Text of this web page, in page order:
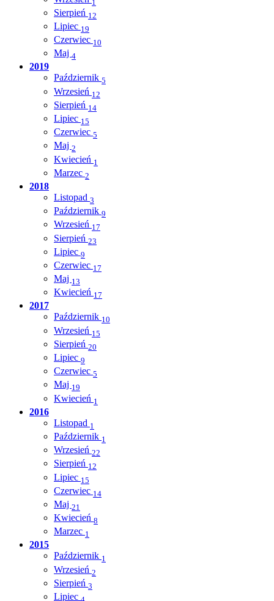
1
Sierpień 12
Lipiec 19
Czerwiec 10
Maj 4
2019
Październik 5
Wrzesień 12
Sierpień 14
Lipiec 15
Czerwiec 5
Maj 2
Kwiecień 1
Marzec 2
2018
Listopad 3
Październik 9
Wrzesień 17
Sierpień 23
Lipiec 9
Czerwiec 17
Maj 13
Kwiecień 17
2017
Październik 10
Wrzesień 15
Sierpień 20
Lipiec 9
Czerwiec 5
Maj 19
Kwiecień 1
2016
Listopad 1
Październik 1
Wrzesień 22
Sierpień 12
Lipiec 15
Czerwiec 14
Maj 21
Kwiecień 8
Marzec 1
2015
Październik 1
Wrzesień 2
Sierpień 3
Lipiec